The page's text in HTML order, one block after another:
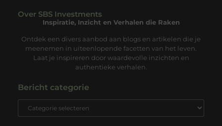
Over SBS Investments
Inspiratie, Inzicht en Verhalen die Raken
Ontdek een divers aanbod aan blogs en artikelen die je
meenemen in uiteenlopende facetten van het leven.
Laat je inspireren door waardevolle inzichten en
authentieke verhalen.
Bericht categorie